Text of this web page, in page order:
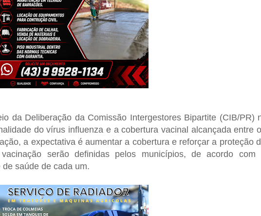
da Deliberação da Comissão Intergestores Bipartite (CIB/PR)
do vírus influenza e a cobertura vacinal alcançada entre
a expectativa é aumentar a cobertura e reforçar a proteção
serão definidas pelos municípios, de acordo com
saúde de cada um.